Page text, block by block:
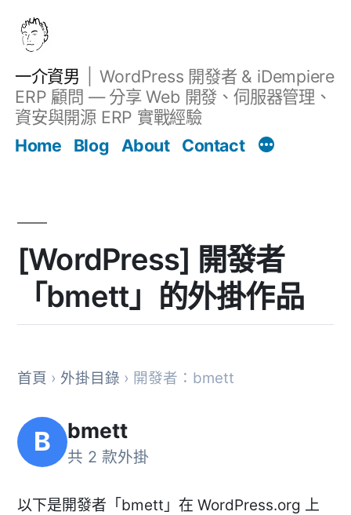
一介資男
WordPress 開發者 & iDempiere
ERP 顧問 — 分享 Web 開發、伺服器管理、
資安與開源 ERP 實戰經驗
Home
Blog About Contact
[WordPress] 開發者
「bmett」的外掛作品
首頁 › 外掛目錄 › 開發者：bmett
B bmett
共 2 款外掛
以下是開發者「bmett」在 WordPress.org 上
文章